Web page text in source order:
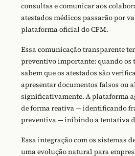
consultas e comunicar aos
atestados médicos passarão por
plataforma oficial do CFM.
Essa comunicação transparente
preventivo importante: quando os
sabem que os atestados são
apresentar documentos falsos ou
significativamente. A plataforma
de forma reativa — identificando
preventiva — inibindo a tentativa
Essa integração com os sistemas
uma evolução natural para